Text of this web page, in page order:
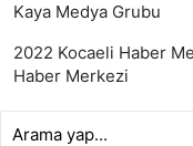
Kaya Medya Grubu
2022 Kocaeli Haber
Haber Merkezi